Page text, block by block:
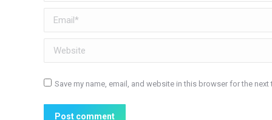
Email *
Website
Save my name, email, and website in this browser for the next
Post comment